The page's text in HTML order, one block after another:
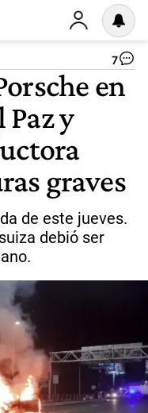
7
en
Paz y
graves
de este jueves.
debió ser